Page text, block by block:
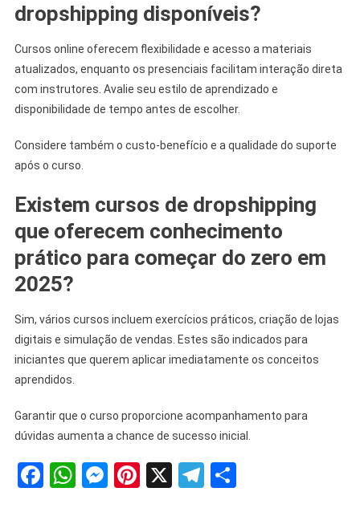
dropshipping disponíveis?
Cursos online oferecem flexibilidade e acesso a materiais
atualizados, enquanto os presenciais facilitam interação direta
com instrutores. Avalie seu estilo de aprendizado e
disponibilidade de tempo antes de escolher.
Considere também o custo-benefício e a qualidade do suporte
após o curso.
Existem cursos de dropshipping
que oferecem conhecimento
prático para começar do zero em
2025?
Sim, vários cursos incluem exercícios práticos, criação de lojas
digitais e simulação de vendas. Estes são indicados para
iniciantes que querem aplicar imediatamente os conceitos
aprendidos.
Garantir que o curso proporcione acompanhamento para
dúvidas aumenta a chance de sucesso inicial.
Facebook
WhatsApp
Messenger
Pinterest
X Telegram
Share